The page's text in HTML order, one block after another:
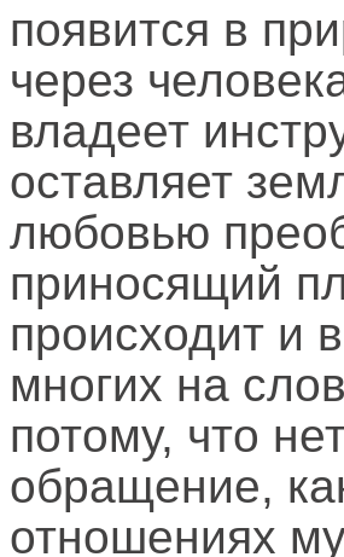
появится в
через
владеет
оставляет
любовью
приносящий
происходит и
многих на
потому, что
обращение,
отношениях